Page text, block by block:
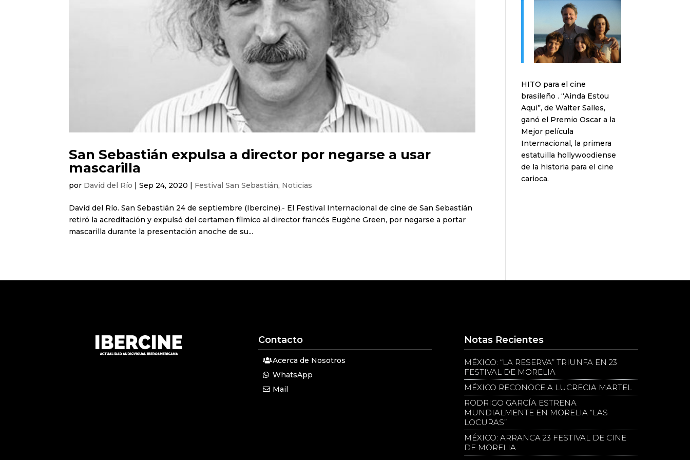
San Sebastián expulsa a director por negarse a usar
mascarilla
por David del Río |Sep 24, 2020 | Festival San Sebastián, Noticias
David del Río. San Sebastián 24 de septiembre (Ibercine).- El Festival Internacional de cine de San Sebastián
retiró la acreditación y expulsó del certamen fílmico al director francés Eugène Green, por negarse a portar
mascarilla durante la presentación anoche de su...
HITO para el cine
brasileño . “Ainda Estou
Aqui”, de Walter Salles,
ganó el Premio Oscar a la
Mejor película
Internacional, la primera
estatuilla hollywoodiense
de la historia para el cine
carioca.
Contacto
Acerca de Nosotros
WhatsApp
Mail
Notas Recientes
MÉXICO: “LA RESERVA” TRIUNFA EN 23
FESTIVAL DE MORELIA
MÉXICO RECONOCE A LUCRECIA MARTEL
RODRIGO GARCÍA ESTRENA
MUNDIALMENTE EN MORELIA “LAS
LOCURAS”
MÉXICO: ARRANCA 23 FESTIVAL DE CINE
DE MORELIA